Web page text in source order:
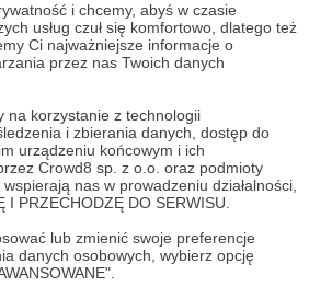
i chcemy, abyś w czasie
usług czuł się komfortowo, dlatego też
Ci najważniejsze informacje o
przez nas Twoich danych
na korzystanie z technologii
i zbierania danych, dostęp do
urządzeniu końcowym i ich
Crowd8 sp. z o.o. oraz podmioty
nas w prowadzeniu działalności,
I PRZECHODZĘ DO SERWISU.
lub zmienić swoje preferencje
danych osobowych, wybierz opcję
Odpowiedz
Odpowiedz
Zostań Patronem